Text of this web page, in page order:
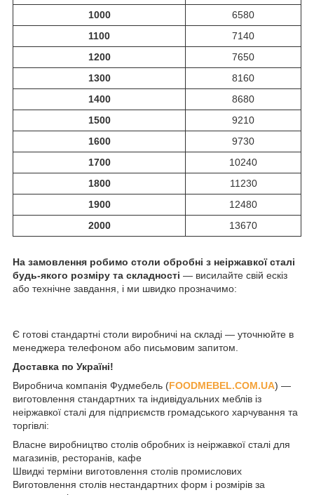
1000
6580
1100
7140
1200
7650
1300
8160
1400
8680
1500
9210
1600
9730
1700
10240
1800
11230
1900
12480
2000
13670
На замовлення робимо столи обробні з неіржавкої сталі
будь-якого розміру та складності ― висилайте свій ескіз
або технічне завдання, і ми швидко прозначимо:
Є готові стандартні столи виробничі на складі — уточнюйте в
менеджера телефоном або письмовим запитом.
Доставка по Україні!
Виробнича компанія Фудмебель (FOODMEBEL.СOM.UA) —
виготовлення стандартних та індивідуальних меблів із
неіржавкої сталі для підприємств громадського харчування та
торгівлі:
Власне виробництво столів обробних із неіржавкої сталі для
магазинів, ресторанів, кафе
Швидкі терміни виготовлення столів промислових
Виготовлення столів нестандартних форм і розмірів за